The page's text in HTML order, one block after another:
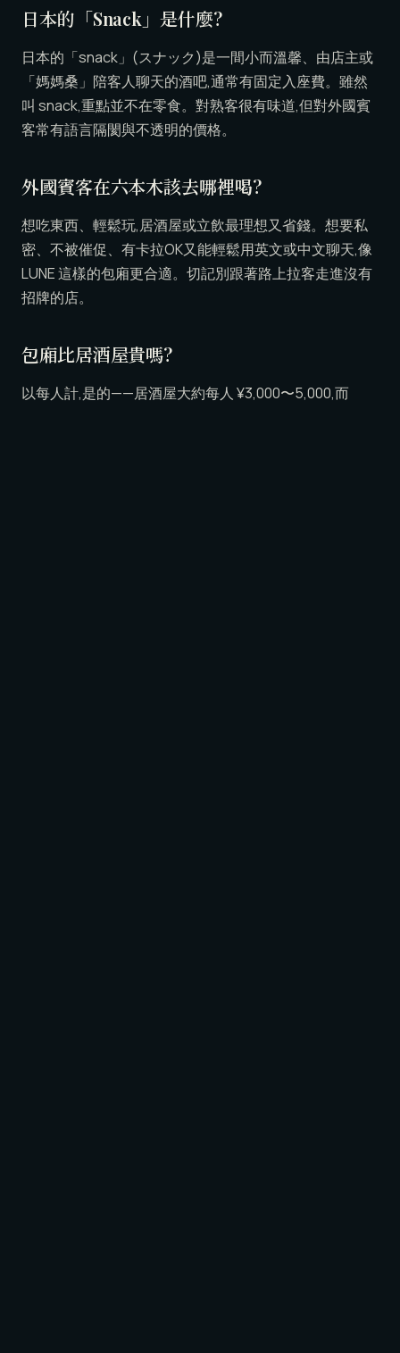
日本的「Snack」是什麼?
日本的「snack」(スナック)是一間小而溫馨、由店主或
「媽媽桑」陪客人聊天的酒吧,通常有固定入座費。雖然
叫 snack,重點並不在零食。對熟客很有味道,但對外國賓
客常有語言隔閡與不透明的價格。
外國賓客在六本木該去哪裡喝?
想吃東西、輕鬆玩,居酒屋或立飲最理想又省錢。想要私
密、不被催促、有卡拉OK又能輕鬆用英文或中文聊天,像
LUNE 這樣的包廂更合適。切記別跟著路上拉客走進沒有
招牌的店。
包廂比居酒屋貴嗎?
以每人計,是的——居酒屋大約每人 ¥3,000〜5,000,而